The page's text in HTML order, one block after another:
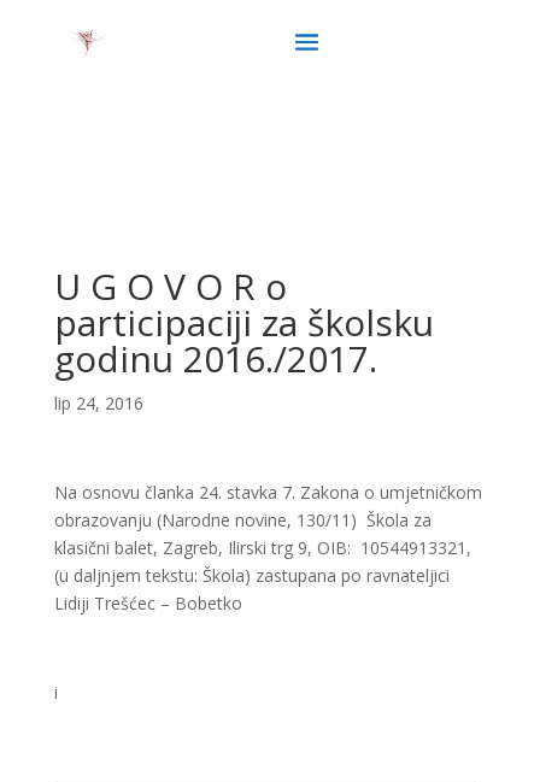
U G O V O R o
participaciji za školsku
godinu 2016./2017.
lip 24, 2016
Na osnovu članka 24. stavka 7. Zakona o umjetničkom
obrazovanju (Narodne novine, 130/11) Škola za
klasični balet, Zagreb, Ilirski trg 9, OIB: 10544913321,
(u daljnjem tekstu: Škola) zastupana po ravnateljici
Lidiji Trešćec – Bobetko
i